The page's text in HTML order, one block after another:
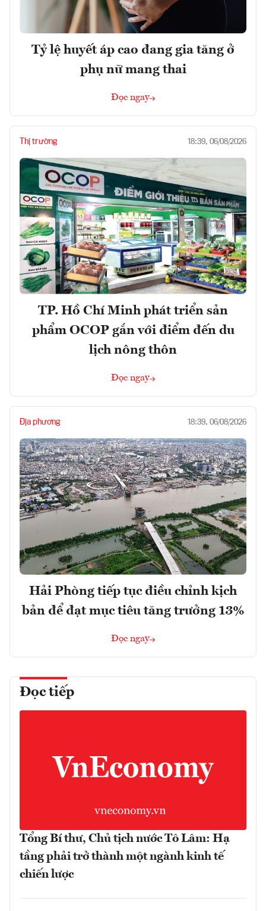
Tỷ lệ huyết áp cao đang gia tăng ở
phụ nữ mang thai
Đọc ngay
Thị trường 18:39, 06/08/2026
TP. Hồ Chí Minh phát triển sản
phẩm OCOP gắn với điểm đến du
lịch nông thôn
Đọc ngay
Địa phương 18:39, 06/08/2026
Hải Phòng tiếp tục điều chỉnh kịch
bản để đạt mục tiêu tăng trưởng 13%
Đọc ngay
Đọc tiếp
Tổng Bí thư, Chủ tịch nước Tô Lâm: Hạ
tầng phải trở thành một ngành kinh tế
chiến lược